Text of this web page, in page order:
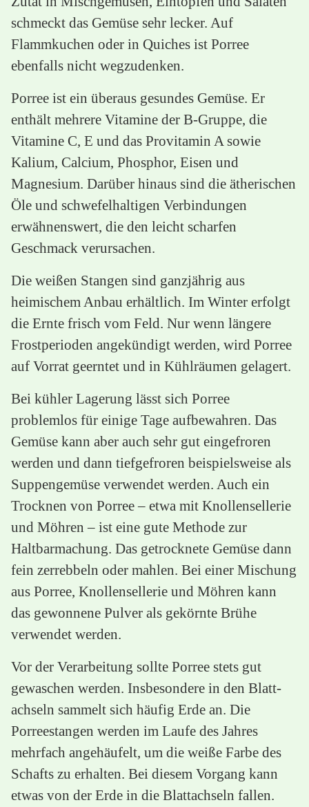
schmeckt das Gemüse sehr lecker. Auf
Flammkuchen oder in Quiches ist Porree
ebenfalls nicht wegzudenken.
Porree ist ein überaus gesundes Gemüse. Er
enthält mehrere Vitamine der B-Gruppe, die
Vitamine C, E und das Provitamin A sowie
Kalium, Calcium, Phosphor, Eisen und
Magnesium. Darüber hinaus sind die ätherischen
Öle und schwefelhaltigen Verbindungen
erwähnenswert, die den leicht scharfen
Geschmack verursachen.
Die weißen Stangen sind ganzjährig aus
heimischem Anbau erhältlich. Im Winter erfolgt
die Ernte frisch vom Feld. Nur wenn längere
Frostperioden angekündigt werden, wird Porree
auf Vorrat geerntet und in Kühlräumen gelagert.
Bei kühler Lagerung lässt sich Porree
problemlos für einige Tage aufbewahren. Das
Gemüse kann aber auch sehr gut eingefroren
werden und dann tiefgefroren beispielsweise als
Suppengemüse verwendet werden. Auch ein
Trocknen von Porree – etwa mit Knollensellerie
und Möhren – ist eine gute Methode zur
Haltbarmachung. Das getrocknete Gemüse dann
fein zerrebbeln oder mahlen. Bei einer Mischung
aus Porree, Knollensellerie und Möhren kann
das gewonnene Pulver als gekörnte Brühe
verwendet werden.
Vor der Verarbeitung sollte Porree stets gut
gewaschen werden. Insbesondere in den Blatt-
achseln sammelt sich häufig Erde an. Die
Porreestangen werden im Laufe des Jahres
mehrfach angehäufelt, um die weiße Farbe des
Schafts zu erhalten. Bei diesem Vorgang kann
etwas von der Erde in die Blattachseln fallen.